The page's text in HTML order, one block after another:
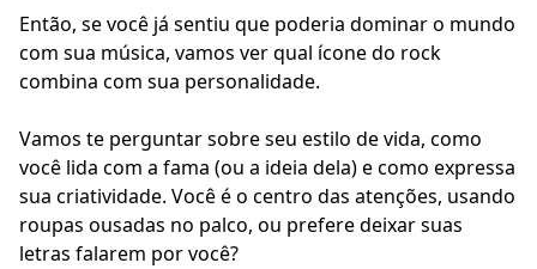
Então, se você já sentiu que poderia dominar o mundo
com sua música, vamos ver qual ícone do rock
combina com sua personalidade.
Vamos te perguntar sobre seu estilo de vida, como
você lida com a fama (ou a ideia dela) e como expressa
sua criatividade. Você é o centro das atenções, usando
roupas ousadas no palco, ou prefere deixar suas
letras falarem por você?